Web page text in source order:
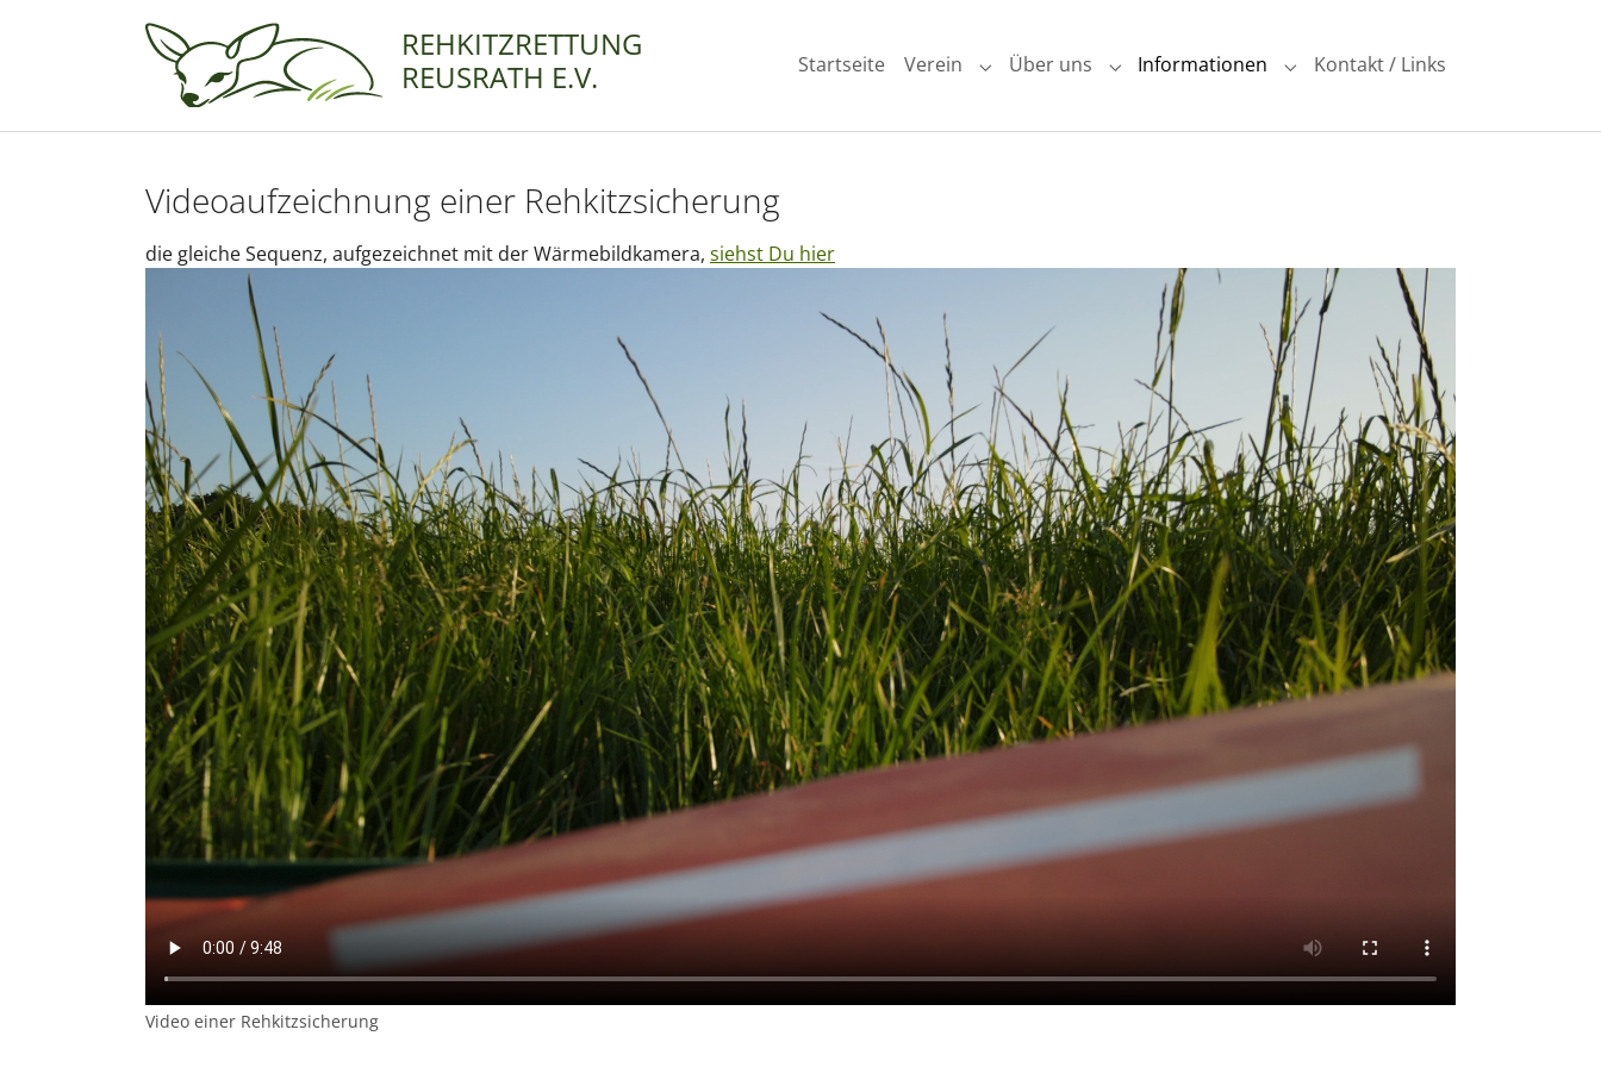
REHKITZRETTUNG
REUSRATH E.V.
Startseite Verein Submenu for "Verein"
Über uns Submenu for "Über uns"
Informationen Submenu for "Informationen"
Kontakt / Links
Video einer Rehkitzsicherung
Videoaufzeichnung einer Rehkitzsicherung
die gleiche Sequenz, aufgezeichnet mit der Wärmebildkamera, siehst Du hier